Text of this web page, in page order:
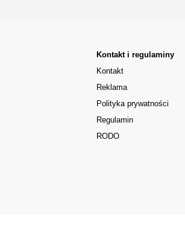
Kontakt i regulaminy
Kontakt
Reklama
Polityka prywatności
Regulamin
RODO